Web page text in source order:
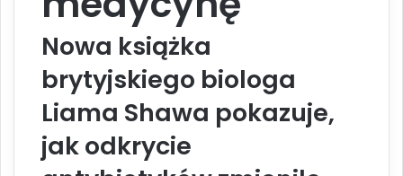
Nowa książka
brytyjskiego biologa
Liama Shawa pokazuje,
jak odkrycie